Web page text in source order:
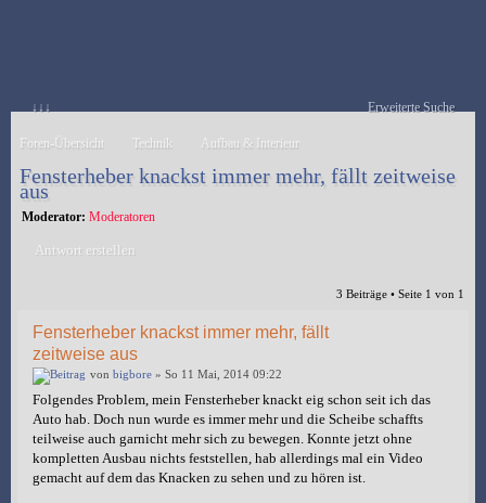
↓↓↓ Erweiterte Suche
Foren-Übersicht Technik Aufbau & Interieur
Fensterheber knackst immer mehr, fällt zeitweise
aus
Moderator: Moderatoren
Antwort erstellen
3 Beiträge • Seite 1 von 1
Fensterheber knackst immer mehr, fällt
zeitweise aus
von bigbore » So 11 Mai, 2014 09:22
Folgendes Problem, mein Fensterheber knackt eig schon seit ich das
Auto hab. Doch nun wurde es immer mehr und die Scheibe schaffts
teilweise auch garnicht mehr sich zu bewegen. Konnte jetzt ohne
kompletten Ausbau nichts feststellen, hab allerdings mal ein Video
gemacht auf dem das Knacken zu sehen und zu hören ist.